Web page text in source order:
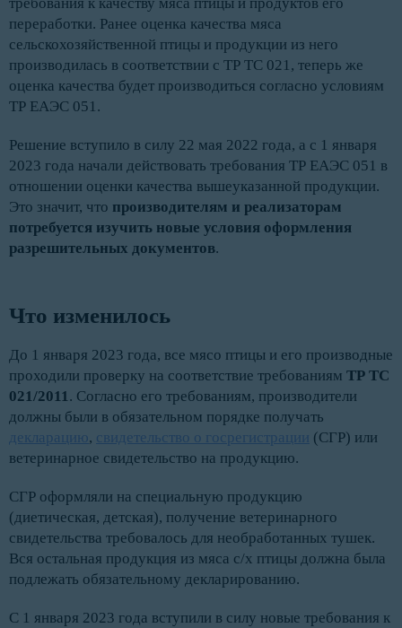
переработки. Ранее оценка качества мяса
сельскохозяйственной птицы и продукции из него
производилась в соответствии с ТР ТС 021, теперь же
оценка качества будет производиться согласно условиям
ТР ЕАЭС 051.
Решение вступило в силу 22 мая 2022 года, а с 1 января
2023 года начали действовать требования ТР ЕАЭС 051 в
отношении оценки качества вышеуказанной продукции.
Это значит, что производителям и реализаторам
потребуется изучить новые условия оформления
разрешительных документов.
Что изменилось
До 1 января 2023 года, все мясо птицы и его производные
проходили проверку на соответствие требованиям ТР ТС
021/2011 . Согласно его требованиям, производители
должны были в обязательном порядке получать
декларацию, свидетельство о госрегистрации (СГР) или
ветеринарное свидетельство на продукцию.
СГР оформляли на специальную продукцию
(диетическая, детская), получение ветеринарного
свидетельства требовалось для необработанных тушек.
Вся остальная продукция из мяса с/х птицы должна была
подлежать обязательному декларированию.
С 1 января 2023 года вступили в силу новые требования к